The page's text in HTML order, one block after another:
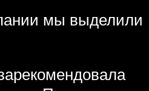
мы выделили